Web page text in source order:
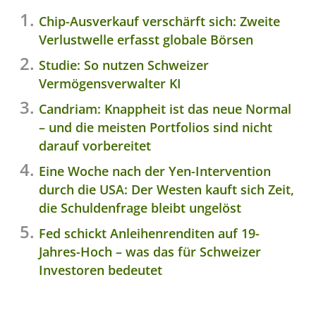
Chip-Ausverkauf verschärft sich: Zweite
Verlustwelle erfasst globale Börsen
Studie: So nutzen Schweizer
Vermögensverwalter KI
Candriam: Knappheit ist das neue Normal
– und die meisten Portfolios sind nicht
darauf vorbereitet
Eine Woche nach der Yen-Intervention
durch die USA: Der Westen kauft sich Zeit,
die Schuldenfrage bleibt ungelöst
Fed schickt Anleihenrenditen auf 19-
Jahres-Hoch – was das für Schweizer
Investoren bedeutet